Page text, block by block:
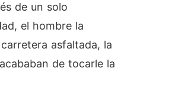
de un solo
el hombre la
asfaltada, la
de tocarle la